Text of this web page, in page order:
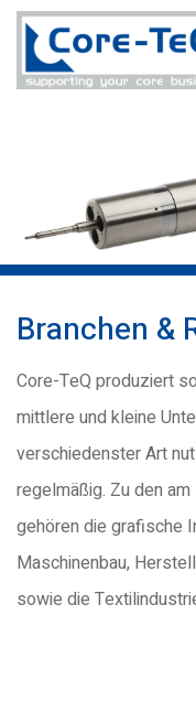
Branchen &
Core-TeQ produziert
mittlere und kleine
verschiedenster Art
regelmäßig. Zu den
gehören die grafische
Maschinenbau,
sowie die